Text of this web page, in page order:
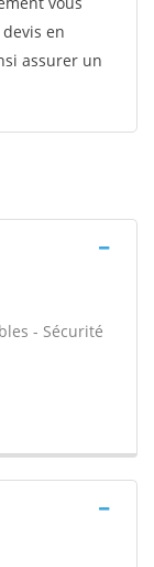
en
assurer un
- Sécurité